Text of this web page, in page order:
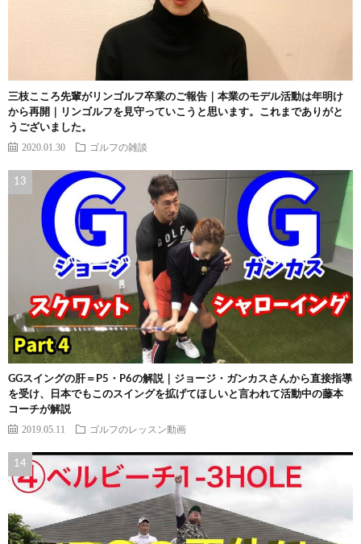
三枝こころ先輩がリンゴルフ卒業のご報告｜本業のモデル活動は年明け
から再開｜リンゴルフを見守っていこうと思います。これまでありがと
うございました。
2020.01.30 ゴルフの雑談
GGスイングの肝＝P5・P6の解説｜ジョージ・ガンカスさんから直接指導
を受け、日本でもこのスイングを拡げてほしいと言われて活動中の藤本
コーチが解説
2019.05.11 ゴルフのレッスン動画